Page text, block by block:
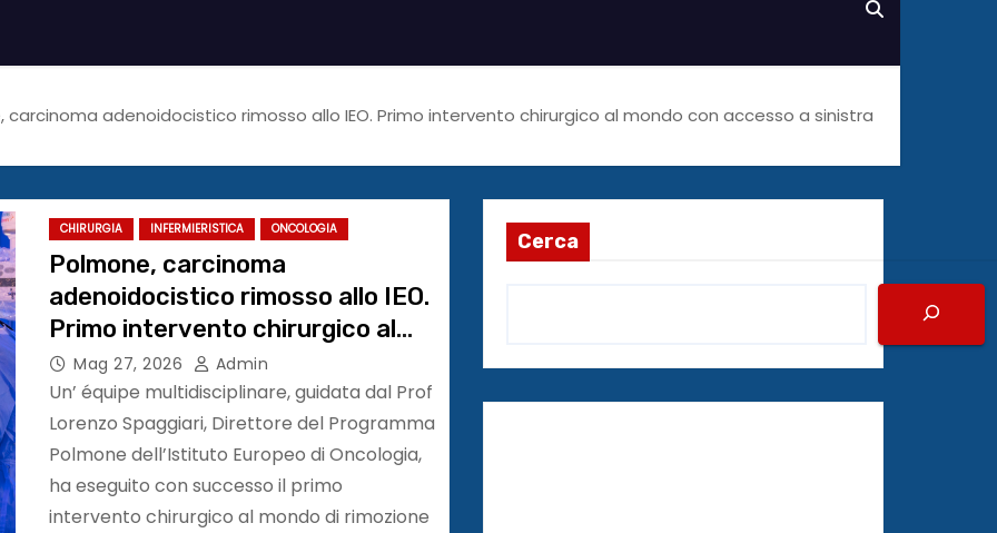
carcinoma adenoidocistico rimosso allo IEO. Primo intervento chirurgico al mondo con accesso a sinistra
CHIRURGIA INFERMIERISTICA ONCOLOGIA
Polmone, carcinoma
adenoidocistico rimosso allo IEO.
Primo intervento chirurgico al
mondo con accesso a sinistra
Mag 27, 2026 Admin
Un’ équipe multidisciplinare, guidata dal Prof
Lorenzo Spaggiari, Direttore del Programma
Polmone dell’Istituto Europeo di Oncologia,
ha eseguito con successo il primo
intervento chirurgico al mondo di rimozione
Cerca